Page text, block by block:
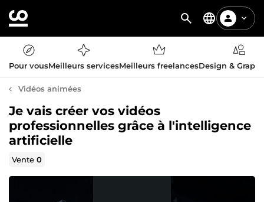
Pour vousMeilleurs servicesMeilleurs freelancesDesign &
Vidéos animées
Je vais créer vos vidéos
professionnelles grâce à l'intelligence
artificielle
Vente0